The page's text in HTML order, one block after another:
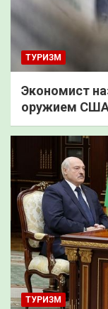
ТУРИЗМ
Экономист
оружием
ТУРИЗМ